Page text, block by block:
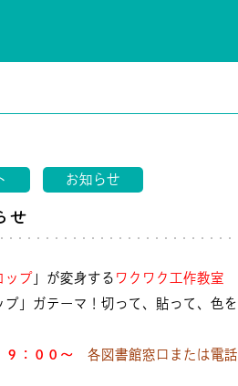
お知らせ
せ
ップ 」が変身する ワクワク工作教室
」ガテーマ！切って、貼って、色
９：００～
各図書館窓口または電